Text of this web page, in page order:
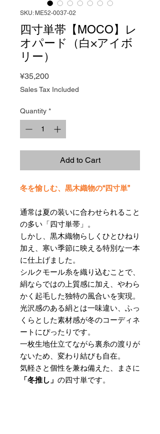
SKU: ME52-0037-02
四寸単帯【MOCO】レ
オパード（白×アイボ
リー）
¥35,200Price
Sales Tax Included
Quantity *
Add to Cart
冬を愉しむ、黒木織物の“四寸単”
通常は夏の装いに合わせられること
の多い「四寸単帯」。
しかし、黒木織物らしくひとひねり
加え、寒い季節に映える特別な一本
に仕上げました。
シルクモール糸を織り込むことで、
絹ならではの上質感に加え、やわら
かく起毛した独特の風合いを実現。
光沢感のある絹とは一味違い、ふっ
くらとした素材感が冬のコーディネ
ートにぴったりです。
一枚生地仕立てながら裏糸の渡りが
ないため、変わり結びも自在。
気軽さと個性を兼ね備えた、まさに
「冬推し」 の四寸単です。